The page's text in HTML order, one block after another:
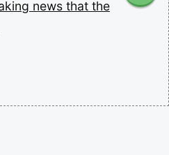
news that the